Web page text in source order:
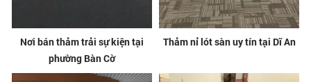
Nơi bán thảm trải sự kiện tại
phường Bàn Cờ
Thảm nỉ lót sàn uy tín tại Dĩ An